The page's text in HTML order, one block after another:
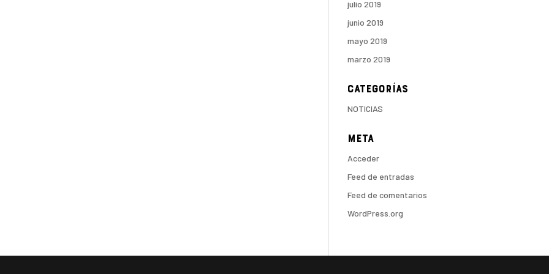
julio 2019
junio 2019
mayo 2019
marzo 2019
Categorías
NOTICIAS
Meta
Acceder
Feed de entradas
Feed de comentarios
WordPress.org